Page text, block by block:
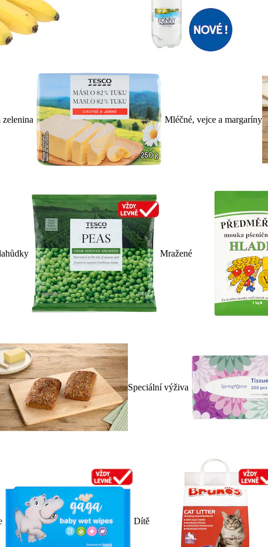
zelenina Mléčné, vejce a margaríny
Mražené
Speciální výživa
Dítě